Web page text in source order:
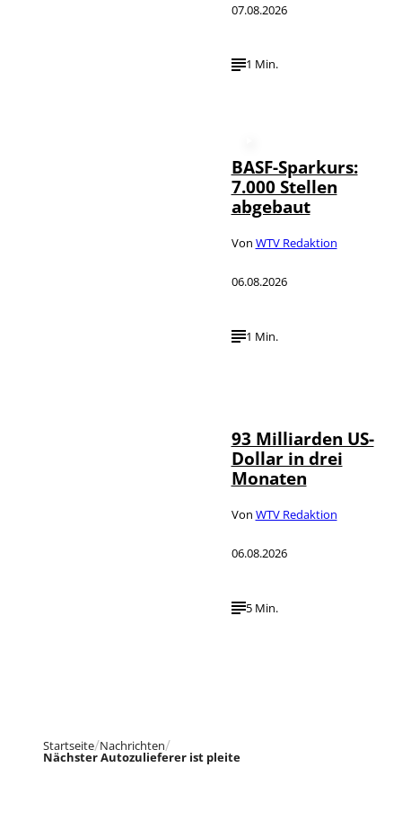
07.08.2026
1 Min.
BASF-Sparkurs:
7.000 Stellen
abgebaut
Von WTV Redaktion
06.08.2026
1 Min.
93 Milliarden US-
Dollar in drei
Monaten
Von WTV Redaktion
06.08.2026
5 Min.
Startseite Nachrichten
Nächster Autozulieferer ist pleite